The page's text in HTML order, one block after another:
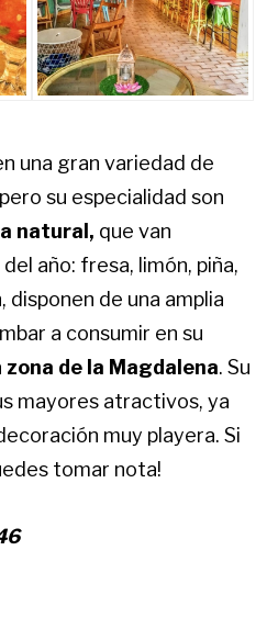
una gran variedad de
su especialidad son
natural, que van
año: fresa, limón, piña,
disponen de una amplia
a consumir en su
zona de la Magdalena. Su
mayores atractivos, ya
muy playera. Si
tomar nota!